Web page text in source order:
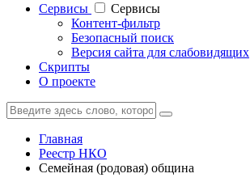
Cервисы
Cервисы
Контент-фильтр
Безопасный поиск
Версия сайта для слабовидящих
Скрипты
О проекте
Главная
Реестр НКО
Семейная (родовая) община